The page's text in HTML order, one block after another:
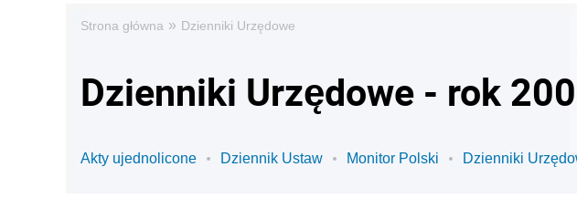
Strona główna » Dzienniki Urzędowe
Dzienniki Urzędowe - rok
Akty ujednolicone Dziennik Ustaw Monitor Polski Dzienniki